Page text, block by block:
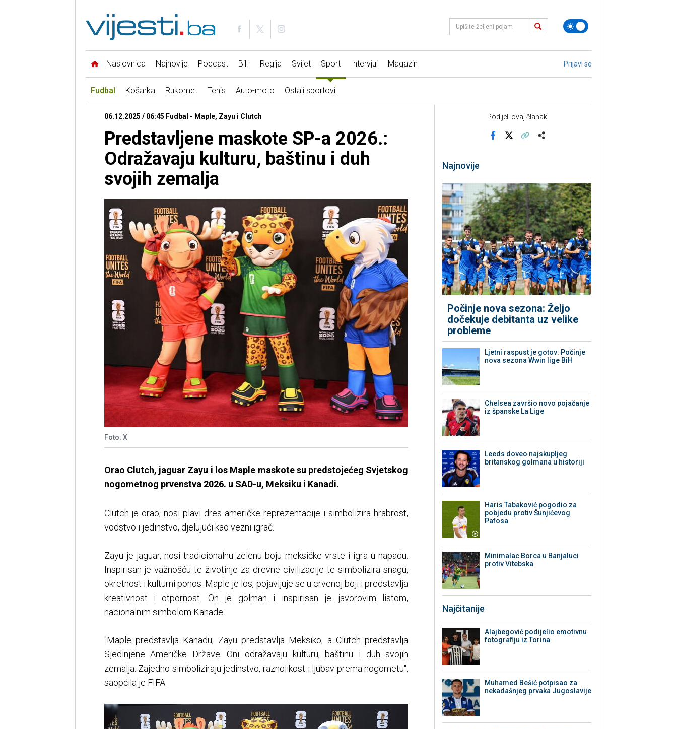
Naslovnica Najnovije Podcast BiH Regija Svijet Sport Intervjui Magazin Prijavi se
Fudbal Košarka Rukomet Tenis Auto-moto Ostali sportovi
06.12.2025 / 06:45 Fudbal - Maple, Zayu i Clutch
Predstavljene maskote SP-a 2026.:
Odražavaju kulturu, baštinu i duh
svojih zemalja
Foto: X
Orao Clutch, jaguar Zayu i los Maple maskote su predstojećeg Svjetskog
nogometnog prvenstva 2026. u SAD-u, Meksiku i Kanadi.
Clutch je orao, nosi plavi dres američke reprezentacije i simbolizira hrabrost,
vodstvo i jedinstvo, djelujući kao vezni igrač.
Zayu je jaguar, nosi tradicionalnu zelenu boju meksičke vrste i igra u napadu.
Inspirisan je važnošću te životinje za drevne civilizacije te simbolizira snagu,
okretnost i kulturni ponos. Maple je los, pojavljuje se u crvenoj boji i predstavlja
kreativnost i otpornost. On je golman i inspirisan je javorovim listom,
nacionalnim simbolom Kanade.
"Maple predstavlja Kanadu, Zayu predstavlja Meksiko, a Clutch predstavlja
Sjedinjene Američke Države. Oni odražavaju kulturu, baštinu i duh svojih
zemalja. Zajedno simboliziraju jedinstvo, raznolikost i ljubav prema nogometu",
saopćila je FIFA.
Podijeli ovaj članak
Najnovije
Počinje nova sezona: Željo
dočekuje debitanta uz velike
probleme
Ljetni raspust je gotov: Počinje
nova sezona Wwin lige BiH
Chelsea završio novo pojačanje
iz španske La Lige
Leeds doveo najskupljeg
britanskog golmana u historiji
Haris Tabaković pogodio za
pobjedu protiv Šunjićevog
Pafosa
Minimalac Borca u Banjaluci
protiv Vitebska
Najčitanije
Alajbegović podijelio emotivnu
fotografiju iz Torina
Muhamed Bešić potpisao za
nekadašnjeg prvaka Jugoslavije